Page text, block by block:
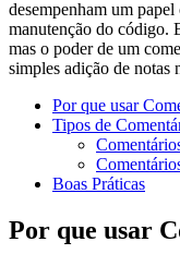
desempenham um
manutenção do código.
mas o poder de um
simples adição de notas
Por que usar
Tipos de
Boas Práticas
Por que usar